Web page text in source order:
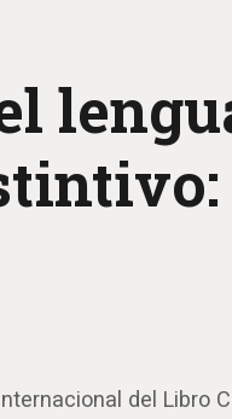
del Libro